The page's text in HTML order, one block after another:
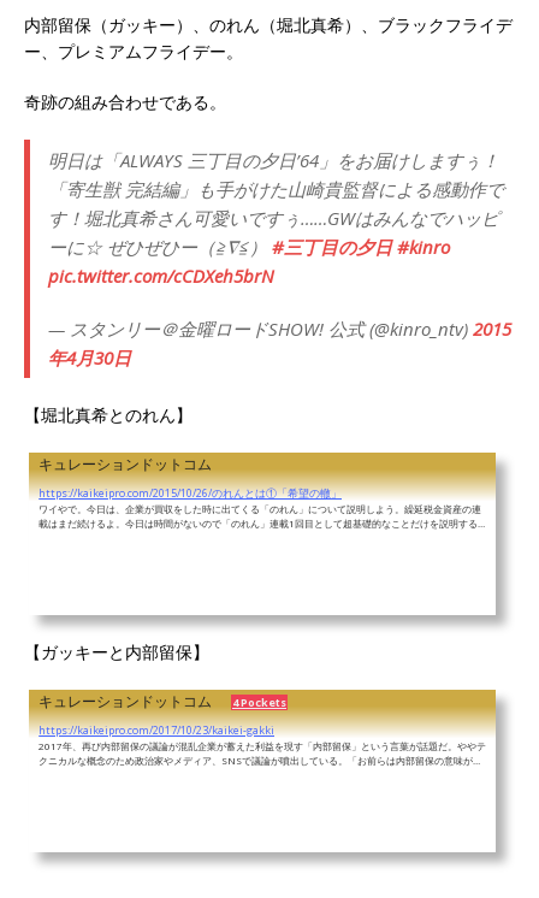
内部留保（ガッキー）、のれん（堀北真希）、ブラックフライデ
ー、プレミアムフライデー。
奇跡の組み合わせである。
明日は「ALWAYS 三丁目の夕日’64」をお届けしますぅ！
「寄生獣 完結編」も手がけた山崎貴監督による感動作で
す！堀北真希さん可愛いですぅ……GWはみんなでハッピ
ーに☆ ぜひぜひー（≧∇≦） #三丁目の夕日 #kinro
pic.twitter.com/cCDXeh5brN
— スタンリー＠金曜ロードSHOW! 公式 (@kinro_ntv) 2015
年4月30日
【堀北真希とのれん】
キュレーションドットコム
のれんとは①「希望の轍」
https://kaikeipro.com/2015/10/26/のれんとは①「希望の轍」
ワイやで。今日は、企業が買収をした時に出てくる「のれん」について説明しよう。繰延税金資産の連
載はまだ続けるよ。今日は時間がないので「のれん」連載1回目として超基礎的なことだけを説明する
【ガッキーと内部留保】
キュレーションドットコム 4 Pockets
内部留保とガッキー（新垣結衣）
https://kaikeipro.com/2017/10/23/kaikei-gakki
2017年、再び内部留保の議論が混乱企業が蓄えた利益を現す「内部留保」という言葉が話題だ。ややテ
クニカルな概念のため政治家やメディア、SNSで議論が噴出している。「お前らは内部留保の意味がわ